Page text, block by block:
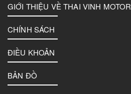
GIỚI THIỆU VỀ THAI VINH MOTOR
CHÍNH SÁCH
ĐIỀU KHOẢN
BẢN ĐỒ